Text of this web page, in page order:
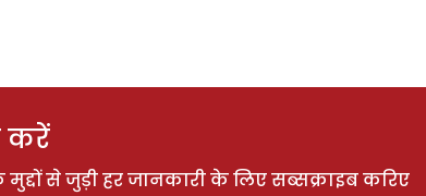
करें
से जुड़ी हर जानकारी के लिए सब्सक्राइब करिए